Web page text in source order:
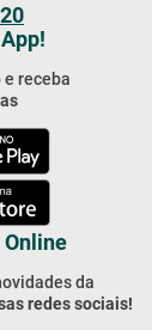
e receba
da
redes sociais!